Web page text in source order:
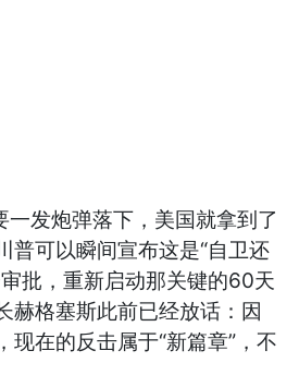
发炮弹落下，美国就拿到了
普可以瞬间宣布这是“自卫还
批，重新启动那关键的60天
赫格塞斯此前已经放话：因
现在的反击属于“新篇章”，不